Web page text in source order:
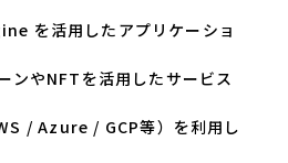
を活用したアプリケーショ
ンやNFTを活用したサービス
/ Azure / GCP等）を利用し